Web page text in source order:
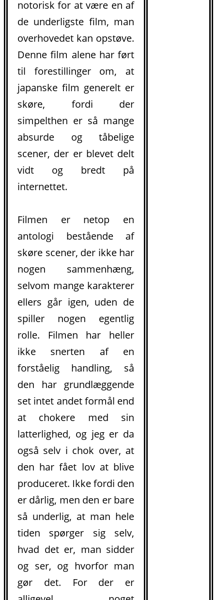
notorisk for at være en af
de underligste film, man
overhovedet kan opstøve.
Denne film alene har ført
til forestillinger om, at
japanske film generelt er
skøre, fordi der
simpelthen er så mange
absurde og tåbelige
scener, der er blevet delt
vidt og bredt på
internettet.
Filmen er netop en
antologi bestående af
skøre scener, der ikke har
nogen sammenhæng,
selvom mange karakterer
ellers går igen, uden de
spiller nogen egentlig
rolle. Filmen har heller
ikke snerten af en
forståelig handling, så
den har grundlæggende
set intet andet formål end
at chokere med sin
latterlighed, og jeg er da
også selv i chok over, at
den har fået lov at blive
produceret. Ikke fordi den
er dårlig, men den er bare
så underlig, at man hele
tiden spørger sig selv,
hvad det er, man sidder
og ser, og hvorfor man
gør det. For der er